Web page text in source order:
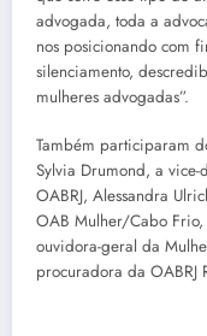
advogada, toda a
nos posicionando com
silenciamento,
mulheres advogadas”.
Também participaram
Sylvia Drumond, a
OABRJ, Alessandra
OAB Mulher/Cabo
ouvidora-geral da
procuradora da OABRJ